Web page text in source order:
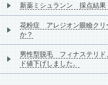
新薬ミシュランン 採点結
花粉症 アレジオン眼瞼クリ
か？
男性型脱毛 フィナステリド
ド値下げしました。